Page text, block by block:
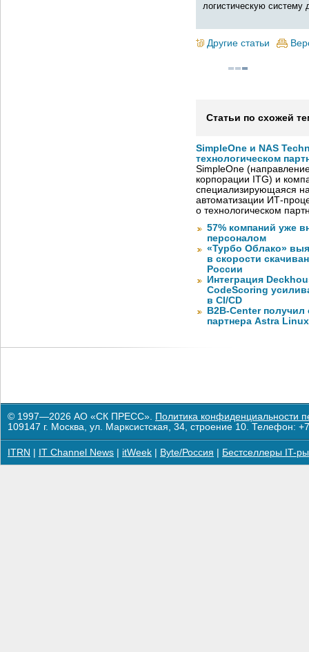
логистическую систему
Другие статьи
Статьи по схожей
SimpleOne и NAS
технологическом
SimpleOne
корпорации ITG) и
специализирующаяся
автоматизации ИТ-
о технологическом
57% компаний уже
персоналом
«Турбо Облако»
в скорости
России
Интеграция
CodeScoring
в CI/CD
B2B-Center получил
партнера Astra Linux
© 1997—2026 АО «СК ПРЕСС». Политика конфиденциальности
109147 г. Москва, ул. Марксистская, 34, строение 10. Телефон:
ITRN IT Channel News itWeek Byte/Россия Бестселлеры IT-